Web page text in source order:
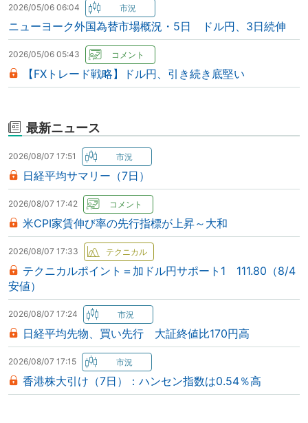
2026/05/06 06:04
ニューヨーク外国為替市場概況・5日 ドル円、3日続伸
2026/05/06 05:43
【FXトレード戦略】ドル円、引き続き底堅い
最新ニュース
2026/08/07 17:51
日経平均サマリー（7日）
2026/08/07 17:42
米CPI家賃伸び率の先行指標が上昇～大和
2026/08/07 17:33
テクニカルポイント＝加ドル円サポート1 111.80（8/4
安値）
2026/08/07 17:24
日経平均先物、買い先行 大証終値比170円高
2026/08/07 17:15
香港株大引け（7日）：ハンセン指数は0.54％高